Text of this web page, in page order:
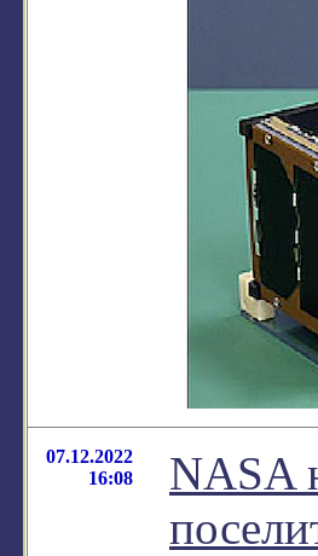
07.12.2022
16:08
NASA